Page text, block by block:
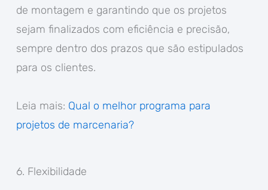
de montagem e garantindo que os projetos
sejam finalizados com eficiência e precisão,
sempre dentro dos prazos que são estipulados
para os clientes.
Leia mais: Qual o melhor programa para
projetos de marcenaria?
6. Flexibilidade